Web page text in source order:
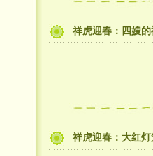
祥虎迎春：四嫂
祥虎迎春：大红